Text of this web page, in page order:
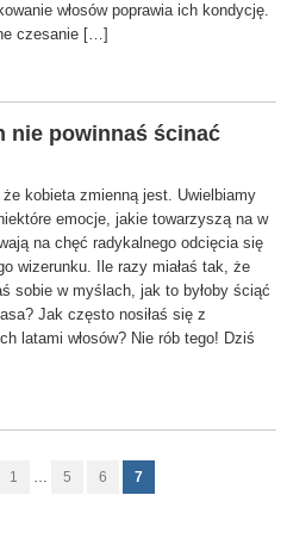
włosów poprawia ich kondycję.
czesanie […]
nie powinnaś ścinać
że kobieta zmienną jest. Uwielbiamy
emocje, jakie towarzyszą na w
na chęć radykalnego odcięcia się
wizerunku. Ile razy miałaś tak, że
sobie w myślach, jak to byłoby ściąć
Jak często nosiłaś się z
latami włosów? Nie rób tego! Dziś
1 … 5 6 7